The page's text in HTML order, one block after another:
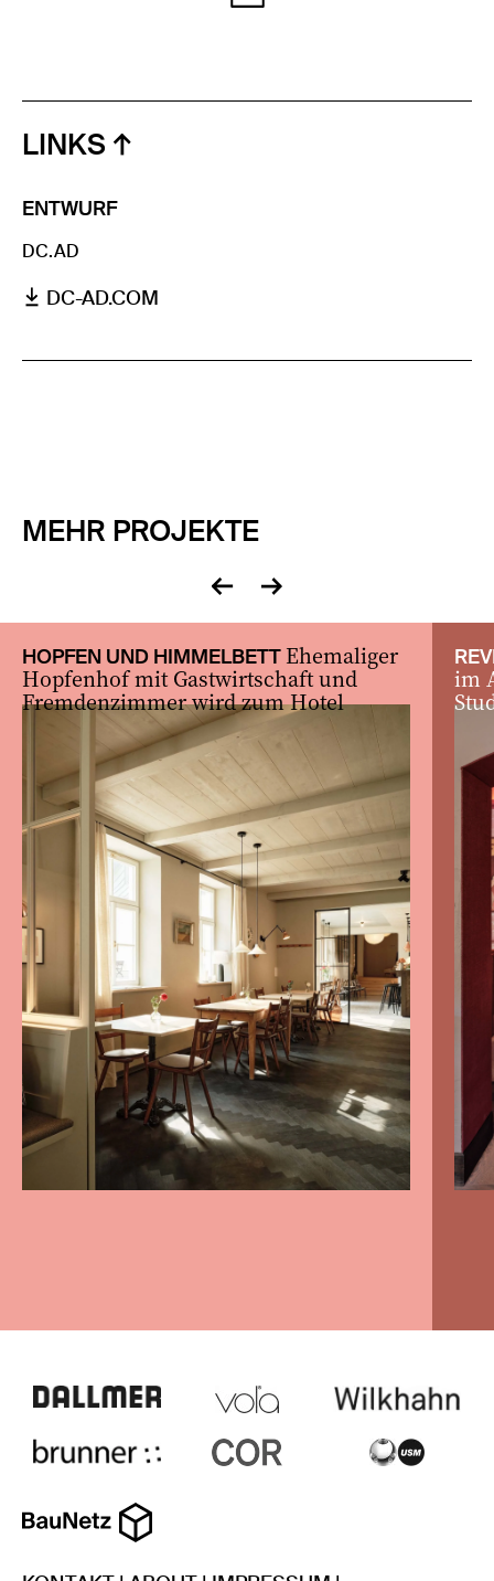
LINKS
ENTWURF
DC.AD
DC-AD.COM
MEHR PROJEKTE
zurück
vor
HOPFEN UND HIMMELBETT Ehemaliger
Hopfenhof mit Gastwirtschaft und
Fremdenzimmer wird zum Hotel
im